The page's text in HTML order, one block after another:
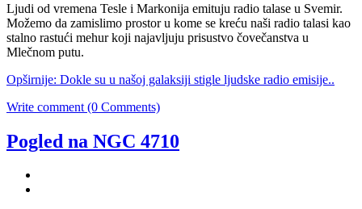
Ljudi od vremena Tesle i Markonija emituju radio talase u Svemir.
Možemo da zamislimo prostor u kome se kreću naši radio talasi kao
stalno rastući mehur koji najavljuju prisustvo čovečanstva u
Mlečnom putu.
Opširnije: Dokle su u našoj galaksiji stigle ljudske radio emisije..
Write comment (0 Comments)
Pogled na NGC 4710